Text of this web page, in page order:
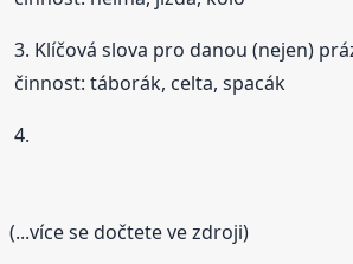
3. Klíčová slova pro danou (nejen)
činnost: táborák, celta, spacák
4.
(...více se dočtete ve zdroji)